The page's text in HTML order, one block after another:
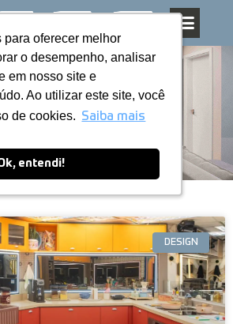
oferecer melhor
o desempenho, analisar
em nosso site e
Ao utilizar este site, você
de cookies. Saiba mais
entendi!
oferecer melhor
o desempenho, analisar
em nosso site e
Ao utilizar este site, você
de cookies. Saiba mais
entendi!
Blog
DESIGN